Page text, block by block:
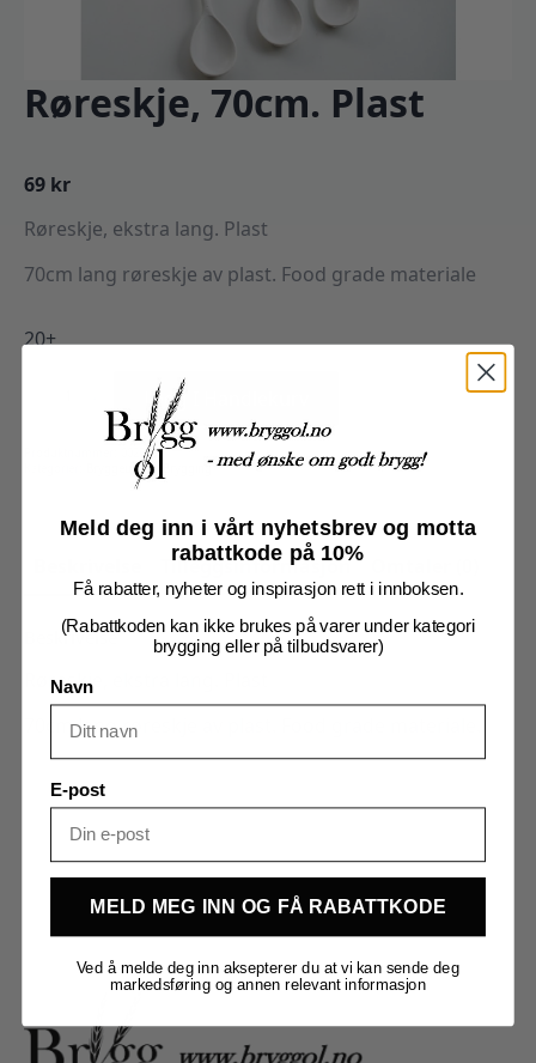
Røreskje, 70cm. Plast
69 kr
Røreskje, ekstra lang. Plast
70cm lang røreskje av plast. Food grade materiale
20+
Legg I Handlekurv
00275
Bryggeutstyr Brygging
Tilleggsinformasjon
Beskrivelse
Røreskje, ekstra lang. Plast
70cm lang røreskje av plast. Food grade materiale.
Meld deg inn i vårt nyhetsbrev og motta
rabattkode på 10%
Få rabatter, nyheter og inspirasjon rett i innboksen.
(Rabattkoden kan ikke brukes på varer under kategori
brygging eller på tilbudsvarer)
Navn
E-post
MELD MEG INN OG FÅ RABATTKODE
Ved å melde deg inn aksepterer du at vi kan sende deg
markedsføring og annen relevant informasjon